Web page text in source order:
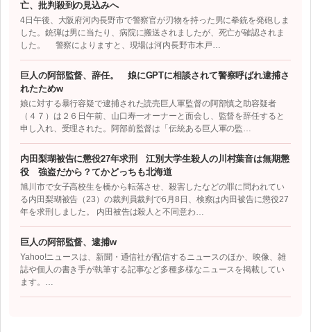
亡、批判殺到の見込みへ
4日午後、大阪府河内長野市で警察官が刃物を持った男に拳銃を発砲しま
した。銃弾は男に当たり、病院に搬送されましたが、死亡が確認されま
した。 警察によりますと、現場は河内長野市木戸…
巨人の阿部監督、辞任。 娘にGPTに相談されて警察呼ばれ逮捕さ
れたためw
娘に対する暴行容疑で逮捕された読売巨人軍監督の阿部慎之助容疑者
（４７）は２６日午前、山口寿一オーナーと面会し、監督を辞任すると
申し入れ、受理された。阿部前監督は「伝統ある巨人軍の監…
内田梨瑚被告に懲役27年求刑 江別大学生殺人の川村葉音は無期懲
役 強盗だから？てかどっちも北海道
旭川市で女子高校生を橋から転落させ、殺害したなどの罪に問われてい
る内田梨瑚被告（23）の裁判員裁判で6月8日、検察は内田被告に懲役27
年を求刑しました。 内田被告は殺人と不同意わ…
巨人の阿部監督、逮捕w
Yahoo!ニュースは、新聞・通信社が配信するニュースのほか、映像、雑
誌や個人の書き手が執筆する記事など多種多様なニュースを掲載してい
ます。…